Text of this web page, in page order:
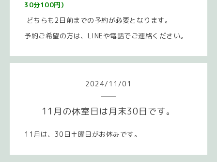
30分100円）
どちらも2日前までの予約が必要となります。
予約ご希望の方は、LINEや電話でご連絡ください。
2024/ 11 /01
11月の休室日は月末30日です。
11月は、30日土曜日がお休みです。